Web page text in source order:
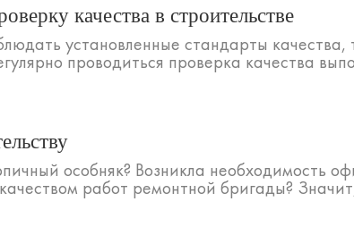
качества в строительстве
установленные стандарты
проводиться проверка качества
особняк? Возникла необходимость
работ ремонтной бригады?